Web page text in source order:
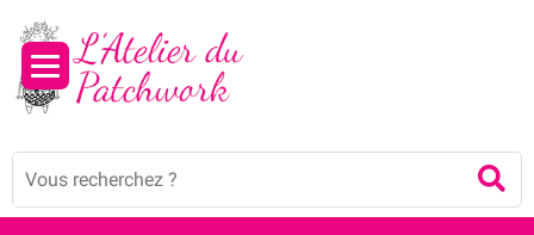
Mots
Panneau de gestion des cookies